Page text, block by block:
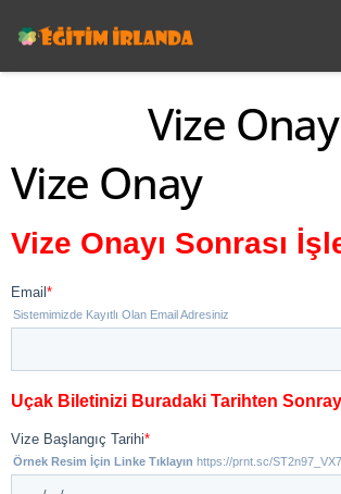
Vize Onay
Vize Onay